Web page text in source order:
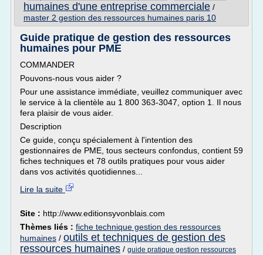
humaines d'une entreprise commerciale /
master 2 gestion des ressources humaines paris 10
Guide pratique de gestion des ressources
humaines pour PME
COMMANDER
Pouvons-nous vous aider ?
Pour une assistance immédiate, veuillez communiquer avec
le service à la clientèle au 1 800 363-3047, option 1. Il nous
fera plaisir de vous aider.
Description
Ce guide, conçu spécialement à l'intention des
gestionnaires de PME, tous secteurs confondus, contient 59
fiches techniques et 78 outils pratiques pour vous aider
dans vos activités quotidiennes...
Lire la suite
Site : http://www.editionsyvonblais.com
Thèmes liés : fiche technique gestion des ressources
humaines / outils et techniques de gestion des
ressources humaines / guide pratique gestion ressources